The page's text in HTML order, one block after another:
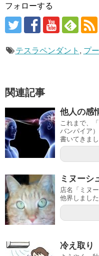
フォローする
テスラペンダント , プ
関連記事
他人の感
これまで、
バンパイア
書いてきま
ミヌーシ
店名「ミヌ
他界しまし
冷え取り